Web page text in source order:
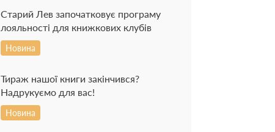
Старий Лев започатковує програму
лояльності для книжкових клубів
Новина
Тираж нашої книги закінчився?
Надрукуємо для вас!
Новина